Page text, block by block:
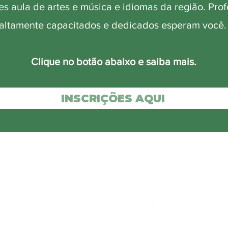
aula de artes e música e idiomas da região.
altamente capacitados e dedicados esperam você.
Clique no botão abaixo e saiba mais.
INSCRIÇÕES AQUI